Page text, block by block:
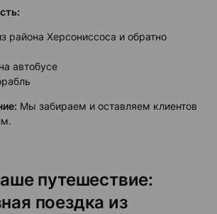
района Херсониссоса и обратно
автобусе
Мы забираем и оставляем клиентов
путешествие:
поездка из